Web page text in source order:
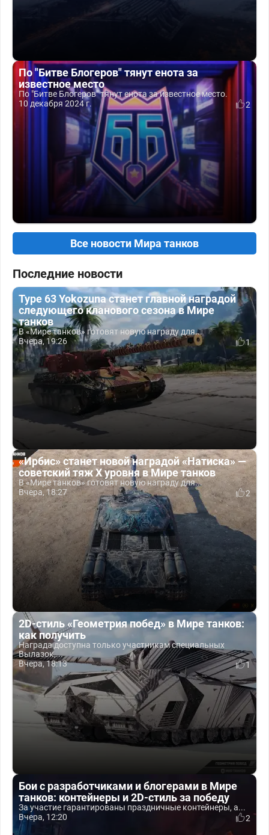
По "Битве Блогеров" тянут енота за
известное место
По "Битве Блогеров" тянут енота за известное место.
10 декабря 2024 г.
2
Все новости Мира танков
Последние новости
Type 63 Yokozuna станет главной наградой
следующего кланового сезона в Мире
танков
В «Мире танков» готовят новую награду для...
Вчера, 19:26
1
«Ирбис» станет новой наградой «Натиска» —
советский тяж X уровня в Мире танков
В «Мире танков» готовят новую награду для...
Вчера, 18:27
2
2D-стиль «Геометрия побед» в Мире танков:
как получить
Награда доступна только участникам специальных
Вылазок,...
Вчера, 18:13
1
Бои с разработчиками и блогерами в Мире
танков: контейнеры и 2D-стиль за победу
За участие гарантированы праздничные контейнеры, а...
Вчера, 12:20
2